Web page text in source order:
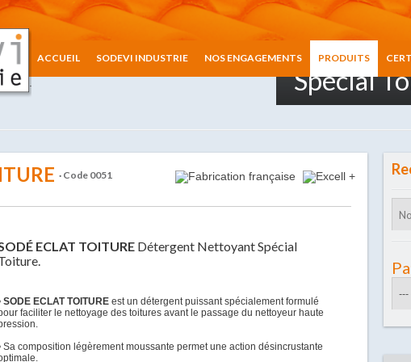
ACCUEIL SODEVI INDUSTRIE NOS ENGAGEMENTS PRODUITS
Spécial
· Code 0051
ECLAT TOITURE Détergent Nettoyant Spécial
SODE ECLAT TOITURE est un détergent puissant spécialement formulé
faciliter le nettoyage des toitures avant le passage du nettoyeur haute
Sa composition légèrement moussante permet une action désincrustante